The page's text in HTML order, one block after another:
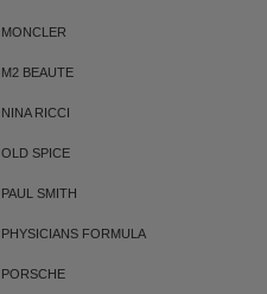
MONCLER
M2 BEAUTE
NINA RICCI
OLD SPICE
PAUL SMITH
PHYSICIANS FORMULA
PORSCHE